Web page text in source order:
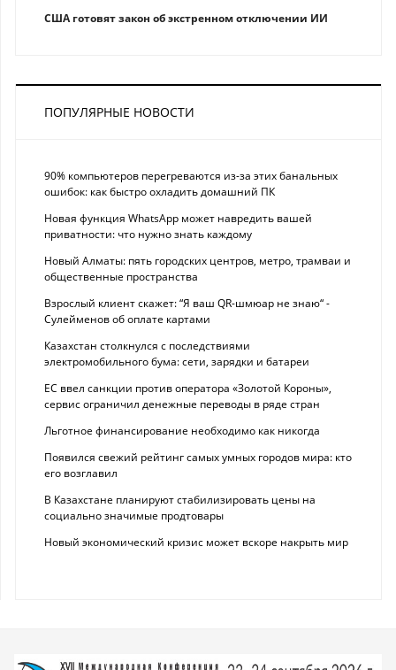
США готовят закон об экстренном отключении ИИ
ПОПУЛЯРНЫЕ НОВОСТИ
90% компьютеров перегреваются из-за этих банальных
ошибок: как быстро охладить домашний ПК
Новая функция WhatsApp может навредить вашей
приватности: что нужно знать каждому
Новый Алматы: пять городских центров, метро, трамваи и
общественные пространства
Взрослый клиент скажет: “Я ваш QR-шмюар не знаю“ -
Сулейменов об оплате картами
Казахстан столкнулся с последствиями
электромобильного бума: сети, зарядки и батареи
ЕС ввел санкции против оператора «Золотой Короны»,
сервис ограничил денежные переводы в ряде стран
Льготное финансирование необходимо как никогда
Появился свежий рейтинг самых умных городов мира: кто
его возглавил
В Казахстане планируют стабилизировать цены на
социально значимые продтовары
Новый экономический кризис может вскоре накрыть мир